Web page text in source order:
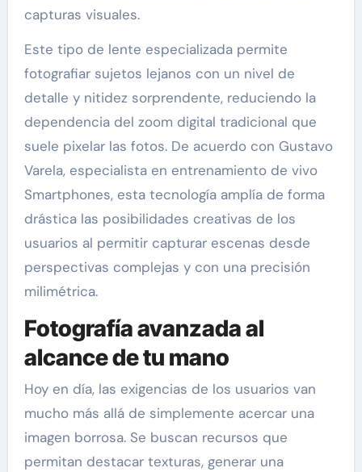
capturas visuales.
Este tipo de lente especializada permite
fotografiar sujetos lejanos con un nivel de
detalle y nitidez sorprendente, reduciendo la
dependencia del zoom digital tradicional que
suele pixelar las fotos. De acuerdo con Gustavo
Varela, especialista en entrenamiento de vivo
Smartphones, esta tecnología amplía de forma
drástica las posibilidades creativas de los
usuarios al permitir capturar escenas desde
perspectivas complejas y con una precisión
milimétrica.
Fotografía avanzada al
alcance de tu mano
Hoy en día, las exigencias de los usuarios van
mucho más allá de simplemente acercar una
imagen borrosa. Se buscan recursos que
permitan destacar texturas, generar una